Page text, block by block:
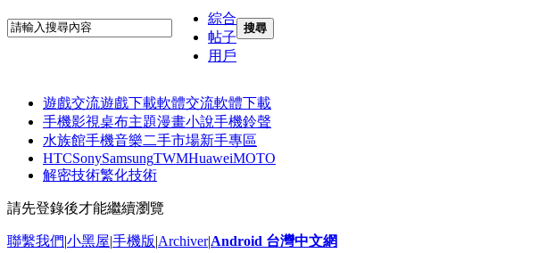
綜合
帖子
用戶
搜尋
遊戲交流遊戲下載軟體交流軟體下載
手機影視桌布主題漫畫小說手機鈴聲
水族館手機音樂二手市場新手專區
HTCSonySamsungTWMHuaweiMOTO
解密技術繁化技術
請先登錄後才能繼續瀏覽
聯繫我們|小黑屋|手機版|Archiver|Android 台灣中文網